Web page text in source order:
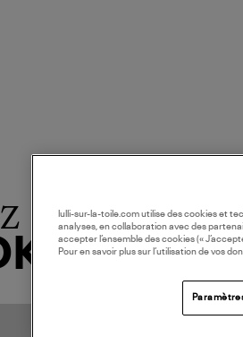
lulli-sur-la-toile.com utilise des cookies et
analyses, en collaboration avec des
accepter l’ensemble des cookies («
Pour en savoir plus sur l’utilisation de vos